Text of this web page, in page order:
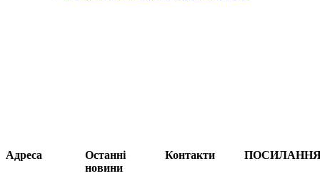
Адреса
Останні
новини
Контакти